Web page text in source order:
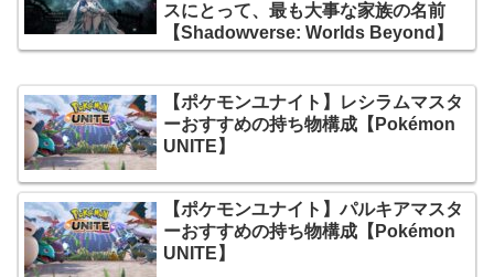
スにとって、最も大事な家族の名前
【Shadowverse: Worlds Beyond】
【ポケモンユナイト】レシラムマスタ
ーおすすめの持ち物構成【Pokémon
UNITE】
【ポケモンユナイト】パルキアマスタ
ーおすすめの持ち物構成【Pokémon
UNITE】